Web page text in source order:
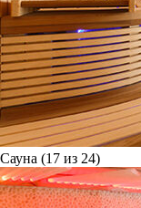
Сауна (17 из 24)